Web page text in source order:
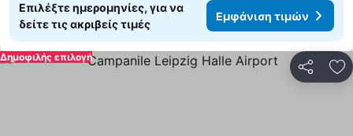
Επιλέξτε ημερομηνίες, για να
δείτε τις ακριβείς τιμές
Εμφάνιση τιμών
Δημοφιλής επιλογή